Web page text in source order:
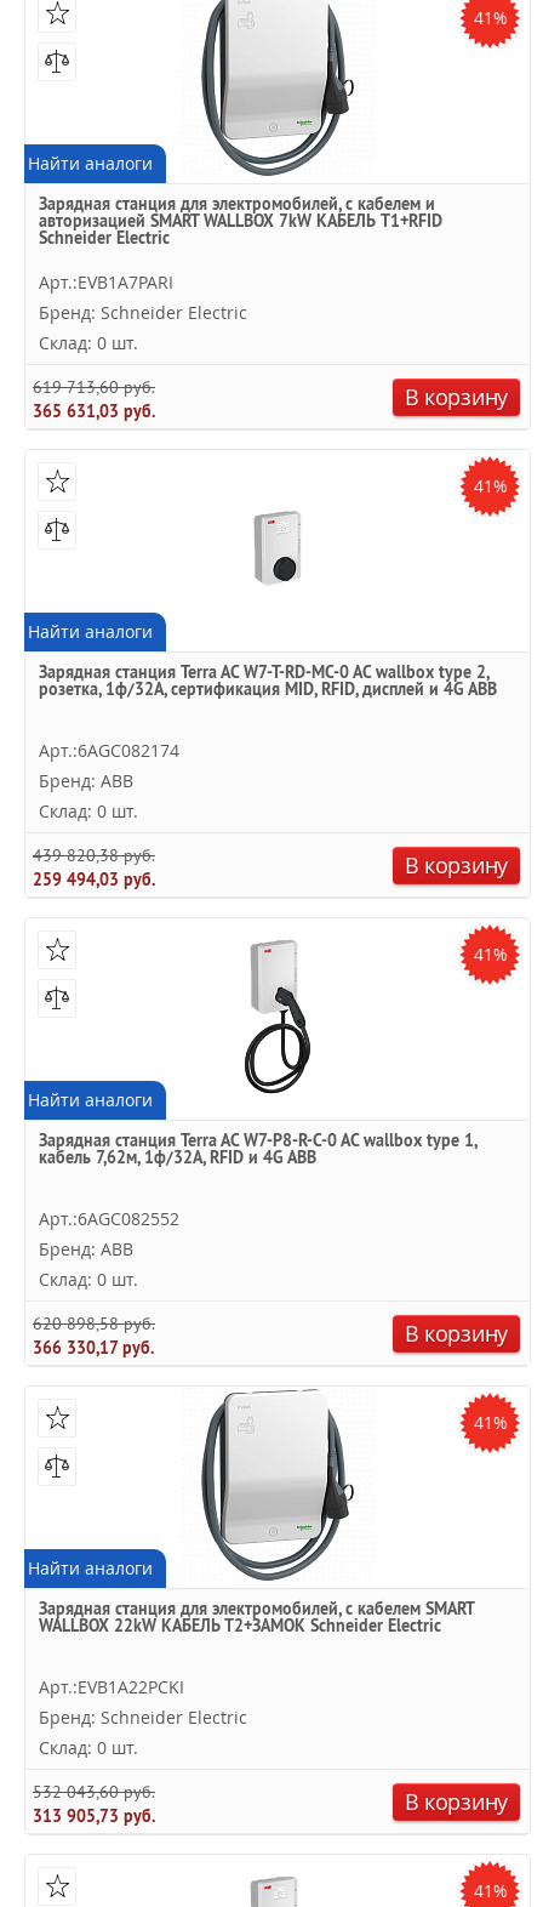
41%
Найти аналоги
Зарядная станция для электромобилей, с кабелем и
авторизацией SMART WALLBOX 7kW КАБЕЛЬ T1+RFID
Schneider Electric
Арт.:EVB1A7PARI
Бренд: Schneider Electric
Склад: 0 шт.
619 713,60 руб.
365 631,03 руб.
В корзину
41%
Найти аналоги
Зарядная станция Terra AC W7-T-RD-MC-0 AC wallbox type 2,
розетка, 1ф/32A, сертификация MID, RFID, дисплей и 4G ABB
Арт.:6AGC082174
Бренд: ABB
Склад: 0 шт.
439 820,38 руб.
259 494,03 руб.
В корзину
41%
Найти аналоги
Зарядная станция Terra AC W7-P8-R-C-0 AC wallbox type 1,
кабель 7,62м, 1ф/32A, RFID и 4G ABB
Арт.:6AGC082552
Бренд: ABB
Склад: 0 шт.
620 898,58 руб.
366 330,17 руб.
В корзину
41%
Найти аналоги
Зарядная станция для электромобилей, с кабелем SMART
WALLBOX 22kW КАБЕЛЬ Т2+ЗАМОК Schneider Electric
Арт.:EVB1A22PCKI
Бренд: Schneider Electric
Склад: 0 шт.
532 043,60 руб.
313 905,73 руб.
В корзину
41%